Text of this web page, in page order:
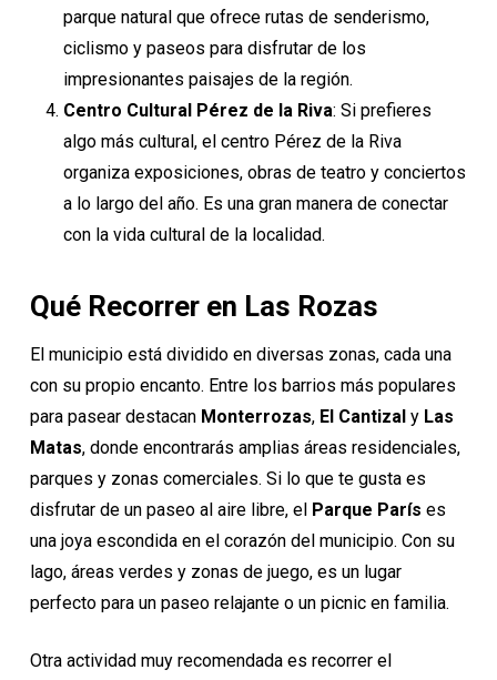
parque natural que ofrece rutas de senderismo,
ciclismo y paseos para disfrutar de los
impresionantes paisajes de la región.
Centro Cultural Pérez de la Riva: Si prefieres
algo más cultural, el centro Pérez de la Riva
organiza exposiciones, obras de teatro y conciertos
a lo largo del año. Es una gran manera de conectar
con la vida cultural de la localidad.
Qué Recorrer en Las Rozas
El municipio está dividido en diversas zonas, cada una
con su propio encanto. Entre los barrios más populares
para pasear destacan Monterrozas, El Cantizaly Las
Matas, donde encontrarás amplias áreas residenciales,
parques y zonas comerciales. Si lo que te gusta es
disfrutar de un paseo al aire libre, el Parque París es
una joya escondida en el corazón del municipio. Con su
lago, áreas verdes y zonas de juego, es un lugar
perfecto para un paseo relajante o un picnic en familia.
Otra actividad muy recomendada es recorrer el